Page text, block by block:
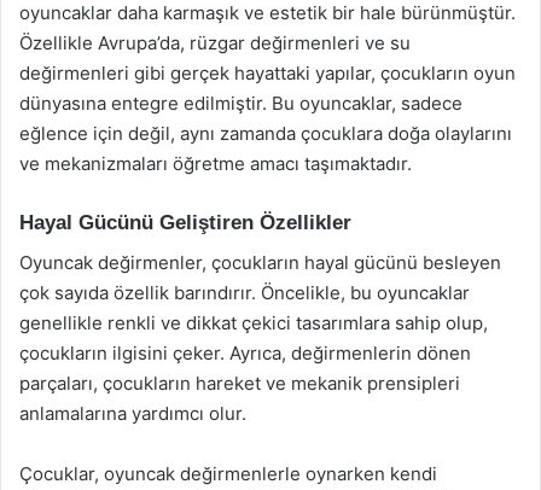
oyuncaklar daha karmaşık ve estetik bir hale bürünmüştür.
Özellikle Avrupa’da, rüzgar değirmenleri ve su
değirmenleri gibi gerçek hayattaki yapılar, çocukların oyun
dünyasına entegre edilmiştir. Bu oyuncaklar, sadece
eğlence için değil, aynı zamanda çocuklara doğa olaylarını
ve mekanizmaları öğretme amacı taşımaktadır.
Hayal Gücünü Geliştiren Özellikler
Oyuncak değirmenler, çocukların hayal gücünü besleyen
çok sayıda özellik barındırır. Öncelikle, bu oyuncaklar
genellikle renkli ve dikkat çekici tasarımlara sahip olup,
çocukların ilgisini çeker. Ayrıca, değirmenlerin dönen
parçaları, çocukların hareket ve mekanik prensipleri
anlamalarına yardımcı olur.
Çocuklar, oyuncak değirmenlerle oynarken kendi